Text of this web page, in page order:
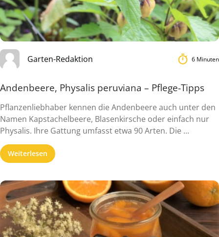
Garten-Redaktion 6 Minuten
Andenbeere, Physalis peruviana – Pflege-Tipps
Pflanzenliebhaber kennen die Andenbeere auch unter den
Namen Kapstachelbeere, Blasenkirsche oder einfach nur
Physalis. Ihre Gattung umfasst etwa 90 Arten. Die ...
Weiterlesen